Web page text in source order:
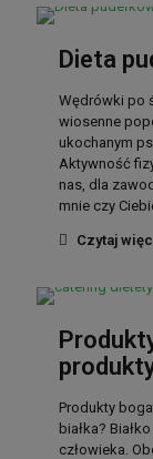
Dieta
Wędrówki po
wiosenne
ukochanym
Aktywność
nas, dla
mnie czy
Czytaj
Produkty
białka?
człowieka.